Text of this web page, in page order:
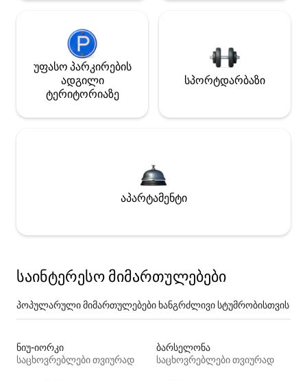
უფასო პარკირების
ადგილი
ტერიტორიაზე
სპორტდარბაზი
აპარტამენტი
საინტერესო მიმართულებები
პოპულარული მიმართულებები ხანგრძლივი სტუმრობისთვის
ნიუ-იორკი
საცხოვრებლები თვიურად
ბარსელონა
საცხოვრებლები თვიურად